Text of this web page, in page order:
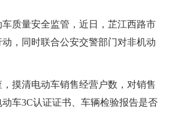
质量安全监管，近日，芷江西路市
，同时联合公安交警部门对非机动
摸清电动车销售经营户数，对销售
车3C认证证书、车辆检验报告是否